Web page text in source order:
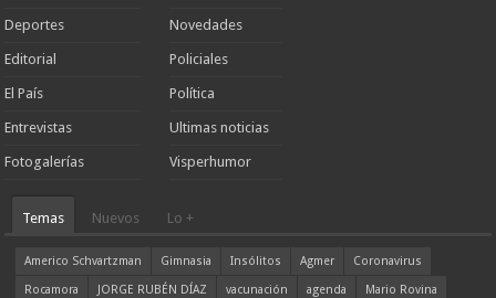
Deportes
Editorial
El País
Entrevistas
Fotogalerías
Novedades
Policiales
Política
Ultimas noticias
Visperhumor
Temas Nuevos Lo +
Americo Schvartzman Gimnasia Insólitos Agmer
Coronavirus
Rocamora
JORGE RUBÉN DÍAZ vacunación agenda
Mario Rovina